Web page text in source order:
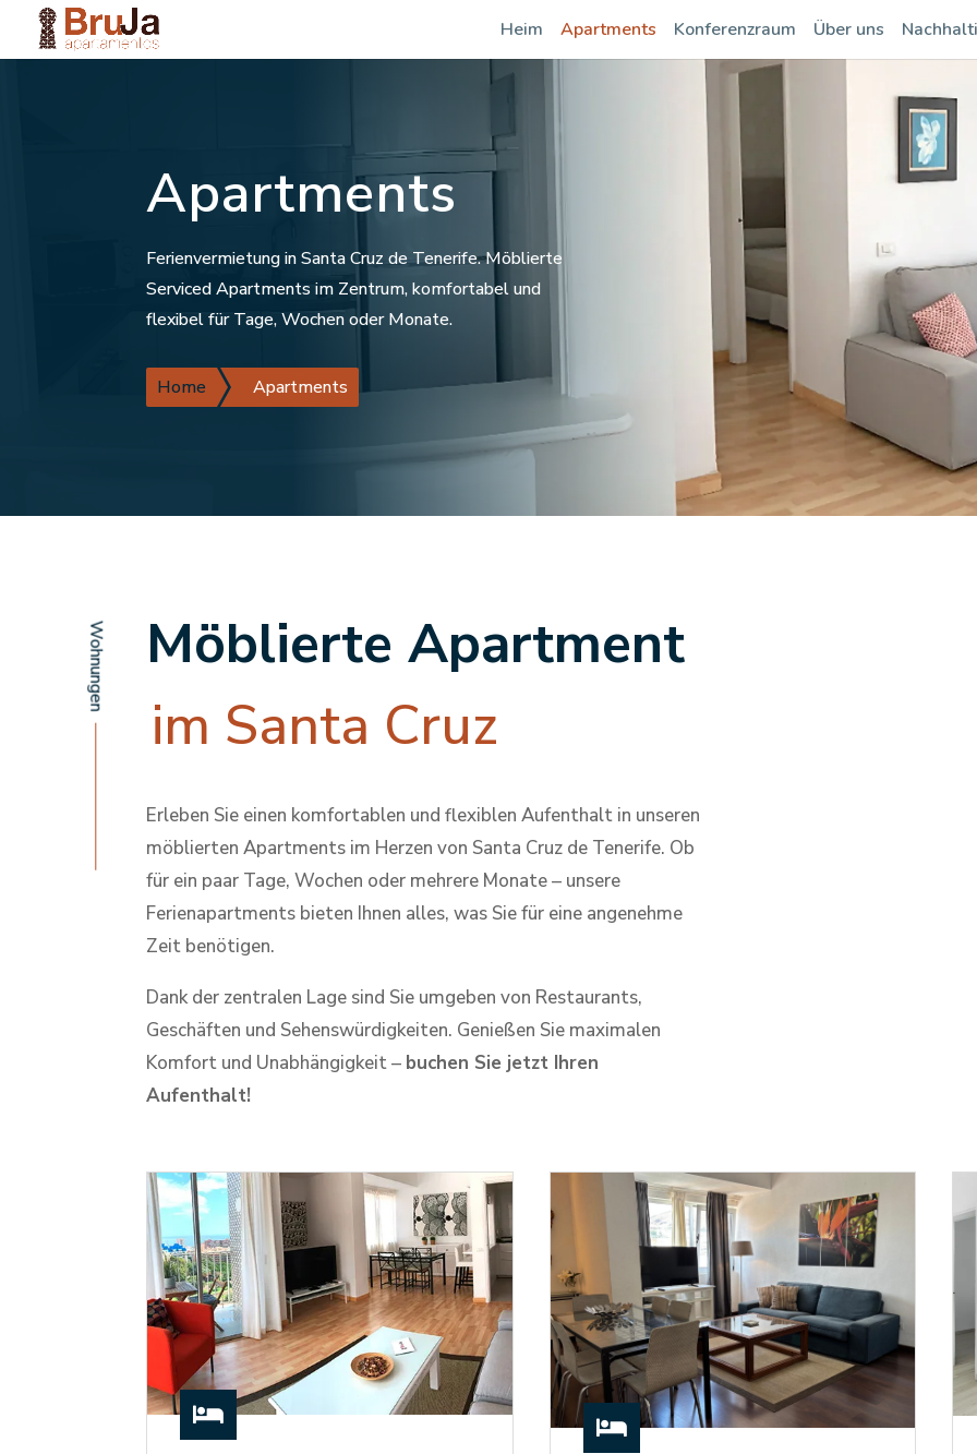
Heim Apartments Konferenzraum Über uns
Apartments
Ferienvermietung in Santa Cruz de Tenerife. Möblierte
Serviced Apartments im Zentrum, komfortabel und
flexibel für Tage, Wochen oder Monate.
Home Apartments
Wohnungen
Möblierte Apartment
im Santa Cruz
Erleben Sie einen komfortablen und flexiblen Aufenthalt in unseren
möblierten Apartments im Herzen von Santa Cruz de Tenerife. Ob
für ein paar Tage, Wochen oder mehrere Monate – unsere
Ferienapartments bieten Ihnen alles, was Sie für eine angenehme
Zeit benötigen.
Dank der zentralen Lage sind Sie umgeben von Restaurants,
Geschäften und Sehenswürdigkeiten. Genießen Sie maximalen
Komfort und Unabhängigkeit – buchen Sie jetzt Ihren
Aufenthalt!

